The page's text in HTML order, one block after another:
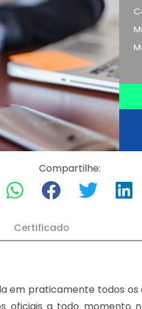
Compartilhe:
Certificado
em praticamente todos